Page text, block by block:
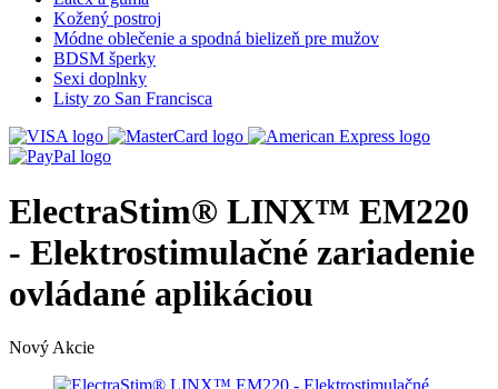
Kožený postroj
Módne oblečenie a spodná bielizeň pre mužov
BDSM šperky
Sexi doplnky
Listy zo San Francisca
ElectraStim® LINX™ EM220
- Elektrostimulačné zariadenie
ovládané aplikáciou
Nový Akcie